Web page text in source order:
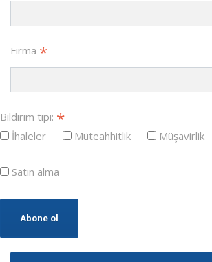
Firma *
Bildirim tipi: *
İhaleler Müteahhitlik Müşavirlik
Satın alma